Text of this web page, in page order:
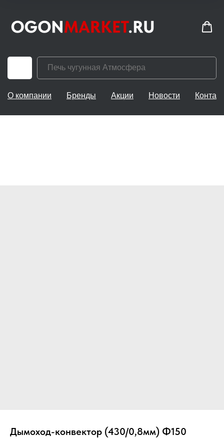
О компании Бренды Акции Новости
Дымоход-конвектор (430/0,8мм) Ф150